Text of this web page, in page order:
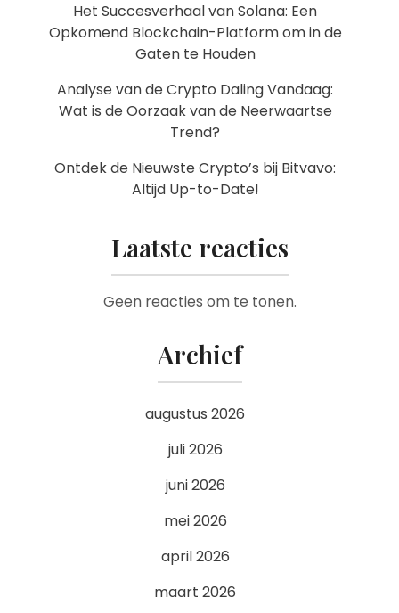
Het Succesverhaal van Solana: Een
Opkomend Blockchain-Platform om in de
Gaten te Houden
Analyse van de Crypto Daling Vandaag:
Wat is de Oorzaak van de Neerwaartse
Trend?
Ontdek de Nieuwste Crypto’s bij Bitvavo:
Altijd Up-to-Date!
Laatste reacties
Geen reacties om te tonen.
Archief
augustus 2026
juli 2026
juni 2026
mei 2026
april 2026
maart 2026